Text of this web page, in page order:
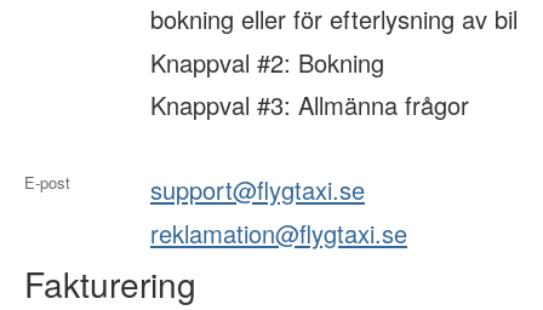
bokning eller för efterlysning av bil
Knappval #2: Bokning
Knappval #3: Allmänna frågor
E-post
support@flygtaxi.se
reklamation@flygtaxi.se
Fakturering